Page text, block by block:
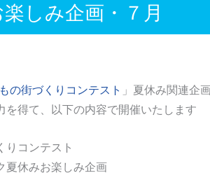
しみ企画・７月
の街づくりコンテスト 」夏休み関連企
を得て、以下の内容で開催いたします
りコンテスト
夏休みお楽しみ企画